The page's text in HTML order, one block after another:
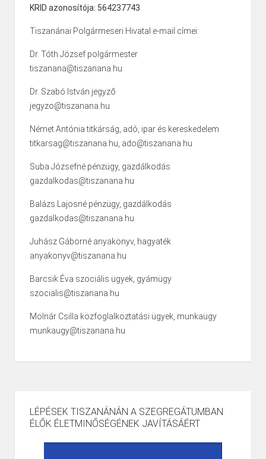
KRID azonosítója: 564237743
Tiszanánai Polgármeseri Hivatal e-mail címei:
Dr. Tóth József polgármester
tiszanana@tiszanana.hu
Dr. Szabó István jegyző
jegyzo@tiszanana.hu
Német Antónia titkárság, adó, ipar és kereskedelem
titkarsag@tiszanana.hu, ado@tiszanana.hu
Suba Józsefné pénzügy, gazdálkodás
gazdalkodas@tiszanana.hu
Balázs Lajosné pénzügy, gazdálkodás
gazdalkodas@tiszanana.hu
Juhász Gáborné anyakönyv, hagyaték
anyakonyv@tiszanana.hu
Barcsik Éva szociális ügyek, gyámügy
szocialis@tiszanana.hu
Molnár Csilla közfoglalkoztatási ügyek, munkaügy
munkaugy@tiszanana.hu
LÉPÉSEK TISZANÁNÁN A SZEGREGÁTUMBAN
ÉLŐK ÉLETMINŐSÉGÉNEK JAVÍTÁSÁÉRT